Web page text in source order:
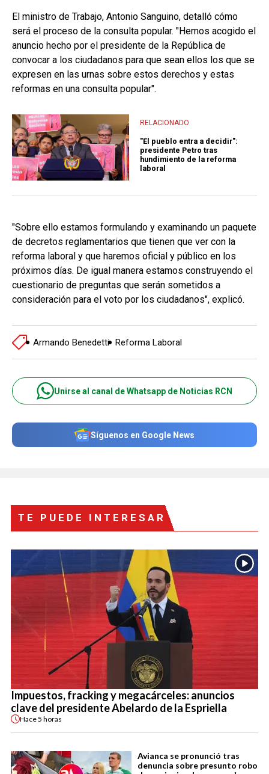
El ministro de Trabajo, Antonio Sanguino, detalló cómo
será el proceso de la consulta popular. "Hemos acogido el
anuncio hecho por el presidente de la República de
convocar a los ciudadanos para que sean ellos los que se
expresen en las urnas sobre estos derechos y estas
reformas en una consulta popular".
RELACIONADO
"El pueblo entra a decidir":
presidente Petro tras
hundimiento de la reforma
laboral
"Sobre ello estamos formulando y examinando un paquete
de decretos reglamentarios que tienen que ver con la
reforma laboral y que haremos oficial y público en los
próximos días. De igual manera estamos construyendo el
cuestionario de preguntas que serán sometidos a
consideración para el voto por los ciudadanos", explicó.
Armando Benedetti Reforma Laboral
Unirse al canal de Whatsapp de Noticias RCN
Síguenos en Google News
TE PUEDE INTERESAR
Impuestos, fracking y megacárceles: anuncios
clave del presidente Abelardo de la Espriella
Hace5 horas
Avianca se pronunció tras
denuncia sobre presunto robo